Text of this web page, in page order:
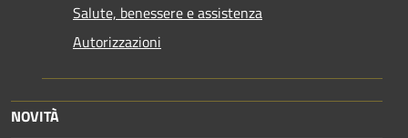
Salute, benessere e assistenza
Autorizzazioni
NOVITÀ